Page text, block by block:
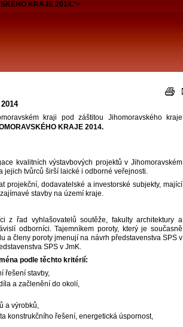
KRAJE 2014.">
kraji pod záštitou Jihomoravského kraje
KRAJE 2014.
kvalitních výstavbových projektů v Jihomoravském
tvůrců širší laické i odborné veřejnosti.
projekční, dodavatelské a investorské subjekty, mající
stavby na území kraje.
z řad vyhlašovatelů soutěže, fakulty architektury a
odborníci. Tajemníkem poroty, který je současně
a členy poroty jmenují na návrh představenstva SPS v
SPS v JmK.
podle těchto kritérií:
řešení stavby,
a začlenění do okolí,
a výrobků,
konstrukčního řešení, energetická úspornost,